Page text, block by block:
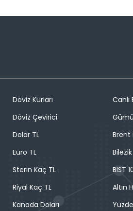
Döviz Kurları
Döviz Çevirici
Dolar TL
Euro TL
Sterin Kaç TL
Riyal Kaç TL
Kanada Doları
Canlı
Brent
BIST
Altın